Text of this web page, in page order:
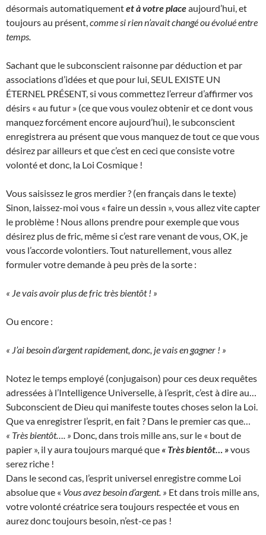
désormais automatiquementet à votre placeaujourd’hui, et
toujours au présent, comme si rien n’avait changé ou évolué entre
temps.
Sachant que le subconscient raisonne par déduction et par
associations d’idées et que pour lui, SEUL EXISTE UN
ÉTERNEL PRÉSENT, si vous commettez l’erreur d’affirmer vos
désirs « au futur » (ce que vous voulez obtenir et ce dont vous
manquez forcément encore aujourd’hui), le subconscient
enregistrera au présent que vous manquez de tout ce que vous
désirez par ailleurs et que c’est en ceci que consiste votre
volonté et donc, la Loi Cosmique !
Vous saisissez le gros merdier ? (en français dans le texte)
Sinon, laissez-moi vous « faire un dessin », vous allez vite capter
le problème ! Nous allons prendre pour exemple que vous
désirez plus de fric, même si c’est rare venant de vous, OK, je
vous l’accorde volontiers. Tout naturellement, vous allez
formuler votre demande à peu près de la sorte :
« Je vais avoir plus de fric très bientôt ! »
Ou encore :
« J’ai besoin d’argent rapidement, donc, je vais en gagner ! »
Notez le temps employé (conjugaison) pour ces deux requêtes
adressées à l’Intelligence Universelle, à l’esprit, c’est à dire au…
Subconscient de Dieu qui manifeste toutes choses selon la Loi.
Que va enregistrer l’esprit, en fait ? Dans le premier cas que…
« Très bientôt…. » Donc, dans trois mille ans, sur le « bout de
papier », il y aura toujours marqué que « Très bientôt… »vous
serez riche !
Dans le second cas, l’esprit universel enregistre comme Loi
absolue que « Vous avez besoin d’argent. » Et dans trois mille ans,
votre volonté créatrice sera toujours respectée et vous en
aurez donc toujours besoin, n’est-ce pas !